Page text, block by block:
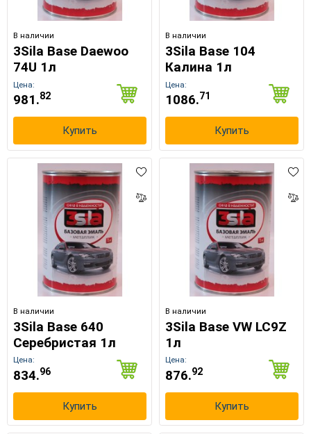
В наличии
3Sila Base Daewoo
74U 1л
Цена:
981.82
Купить
В наличии
3Sila Base 104
Калина 1л
Цена:
1086.71
Купить
В наличии
3Sila Base 640
Серебристая 1л
Цена:
834.96
Купить
В наличии
3Sila Base VW LC9Z
1л
Цена:
876.92
Купить